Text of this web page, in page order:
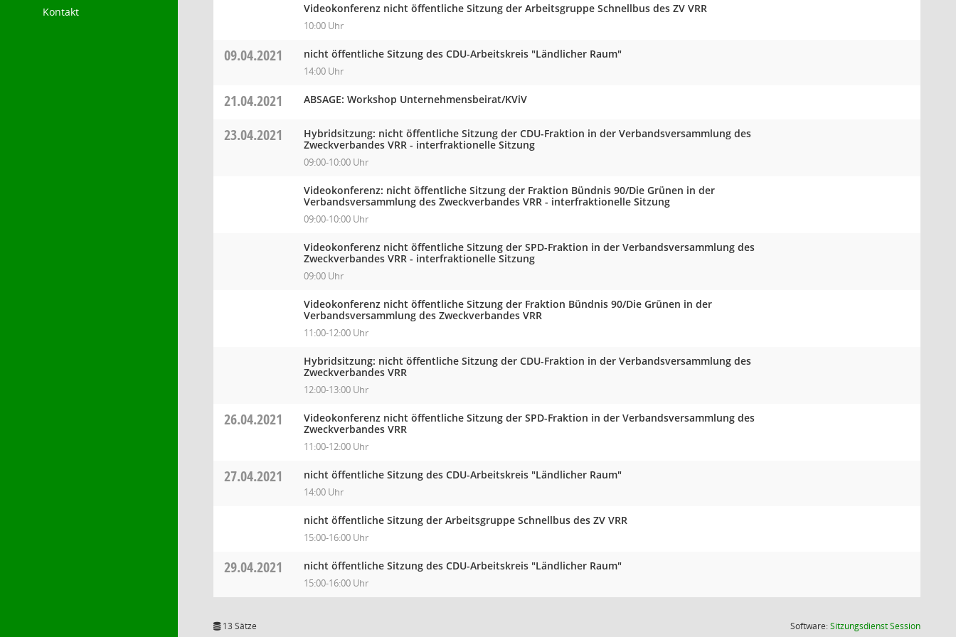
Kontakt
Videokonferenz nicht öffentliche Sitzung der Arbeitsgruppe Schnellbus des ZV VRR
10:00 Uhr
09.04.2021 nicht öffentliche Sitzung des CDU-Arbeitskreis "Ländlicher Raum"
14:00 Uhr
21.04.2021 ABSAGE: Workshop Unternehmensbeirat/KViV
23.04.2021
Hybridsitzung: nicht öffentliche Sitzung der CDU-Fraktion in der Verbandsversammlung des
Zweckverbandes VRR - interfraktionelle Sitzung
09:00-10:00 Uhr
Videokonferenz: nicht öffentliche Sitzung der Fraktion Bündnis 90/Die Grünen in der
Verbandsversammlung des Zweckverbandes VRR - interfraktionelle Sitzung
09:00-10:00 Uhr
Videokonferenz nicht öffentliche Sitzung der SPD-Fraktion in der Verbandsversammlung des
Zweckverbandes VRR - interfraktionelle Sitzung
09:00 Uhr
Videokonferenz nicht öffentliche Sitzung der Fraktion Bündnis 90/Die Grünen in der
Verbandsversammlung des Zweckverbandes VRR
11:00-12:00 Uhr
Hybridsitzung: nicht öffentliche Sitzung der CDU-Fraktion in der Verbandsversammlung des
Zweckverbandes VRR
12:00-13:00 Uhr
26.04.2021
Videokonferenz nicht öffentliche Sitzung der SPD-Fraktion in der Verbandsversammlung des
Zweckverbandes VRR
11:00-12:00 Uhr
27.04.2021 nicht öffentliche Sitzung des CDU-Arbeitskreis "Ländlicher Raum"
14:00 Uhr
nicht öffentliche Sitzung der Arbeitsgruppe Schnellbus des ZV VRR
15:00-16:00 Uhr
29.04.2021 nicht öffentliche Sitzung des CDU-Arbeitskreis "Ländlicher Raum"
15:00-16:00 Uhr
13 Sätze Software:SitzungsdienstSession(Wird in